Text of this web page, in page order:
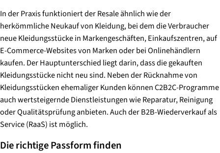
In der Praxis funktioniert der Resale ähnlich wie der
herkömmliche Neukauf von Kleidung, bei dem die Verbraucher
neue Kleidungsstücke in Markengeschäften, Einkaufszentren, auf
E-Commerce-Websites von Marken oder bei Onlinehändlern
kaufen. Der Hauptunterschied liegt darin, dass die gekauften
Kleidungsstücke nicht neu sind. Neben der Rücknahme von
Kleidungsstücken ehemaliger Kunden können C2B2C-Programme
auch wertsteigernde Dienstleistungen wie Reparatur, Reinigung
oder Qualitätsprüfung anbieten. Auch der B2B-Wiederverkauf als
Service (RaaS) ist möglich.
Die richtige Passform finden